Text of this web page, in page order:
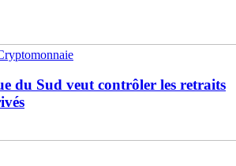
du Sud veut contrôler les retraits